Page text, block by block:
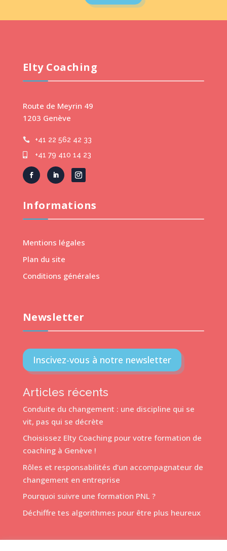
Elty Coaching
Route de Meyrin 49
1203 Genève
 +41 22 562 42 33
 +41 79 410 14 23
Informations
Mentions légales
Plan du site
Conditions générales
Newsletter
Inscivez-vous à notre newsletter
Articles récents
Conduite du changement : une discipline qui se
vit, pas qui se décrète
Choisissez Elty Coaching pour votre formation de
coaching à Genève !
Rôles et responsabilités d’un accompagnateur de
changement en entreprise
Pourquoi suivre une formation PNL ?
Déchiffre tes algorithmes pour être plus heureux